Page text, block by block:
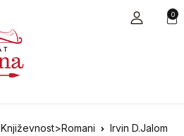
0
Književnost>Romani
Irvin D.Jalom